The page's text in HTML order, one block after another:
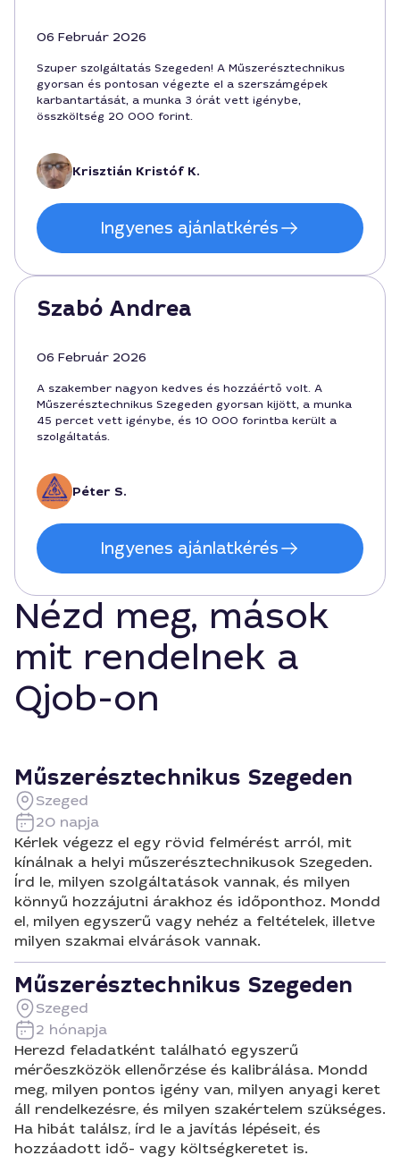
06 Február 2026
Szuper szolgáltatás Szegeden! A Műszerésztechnikus
gyorsan és pontosan végezte el a szerszámgépek
karbantartását, a munka 3 órát vett igénybe,
összköltség 20 000 forint.
Krisztián Kristóf K.
Ingyenes ajánlatkérés
Szabó Andrea
06 Február 2026
A szakember nagyon kedves és hozzáértő volt. A
Műszerésztechnikus Szegeden gyorsan kijött, a munka
45 percet vett igénybe, és 10 000 forintba került a
szolgáltatás.
Péter S.
Ingyenes ajánlatkérés
Nézd meg, mások
mit rendelnek a
Qjob-on
Műszerésztechnikus Szegeden
Szeged
20 napja
Kérlek végezz el egy rövid felmérést arról, mit
kínálnak a helyi műszerésztechnikusok Szegeden.
Írd le, milyen szolgáltatások vannak, és milyen
könnyű hozzájutni árakhoz és időponthoz. Mondd
el, milyen egyszerű vagy nehéz a feltételek, illetve
milyen szakmai elvárások vannak.
Műszerésztechnikus Szegeden
Szeged
2 hónapja
Herezd feladatként található egyszerű
mérőeszközök ellenőrzése és kalibrálása. Mondd
meg, milyen pontos igény van, milyen anyagi keret
áll rendelkezésre, és milyen szakértelem szükséges.
Ha hibát találsz, írd le a javítás lépéseit, és
hozzáadott idő- vagy költségkeretet is.